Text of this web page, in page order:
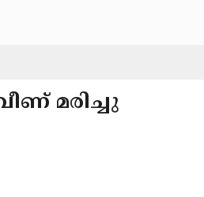
മരിച്ചു